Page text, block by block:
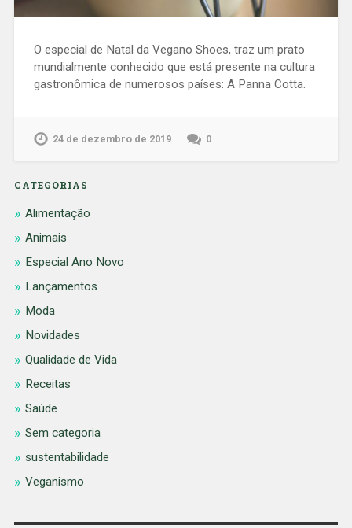
O especial de Natal da Vegano Shoes, traz um prato
mundialmente conhecido que está presente na cultura
gastronômica de numerosos países: A Panna Cotta.
24 de dezembro de 2019 0
CATEGORIAS
Alimentação
Animais
Especial Ano Novo
Lançamentos
Moda
Novidades
Qualidade de Vida
Receitas
Saúde
Sem categoria
sustentabilidade
Veganismo